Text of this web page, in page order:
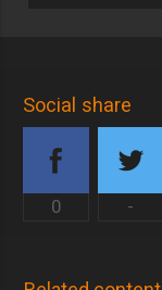
Social share
0 -